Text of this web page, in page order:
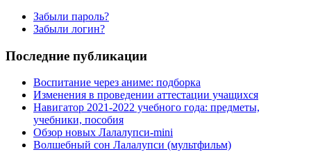
Забыли пароль?
Забыли логин?
Последние публикации
Воспитание через аниме: подборка
Изменения в проведении аттестации учащихся
Навигатор 2021-2022 учебного года: предметы,
учебники, пособия
Обзор новых Лалалупси-mini
Волшебный сон Лалалупси (мультфильм)